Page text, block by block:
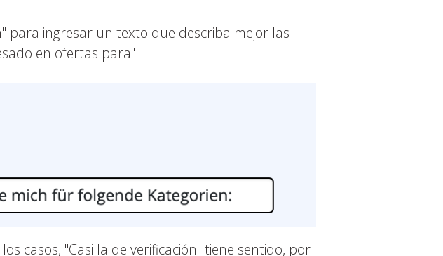
para ingresar un texto que describa mejor las
en ofertas para".
casos, "Casilla de verificación" tiene sentido, por